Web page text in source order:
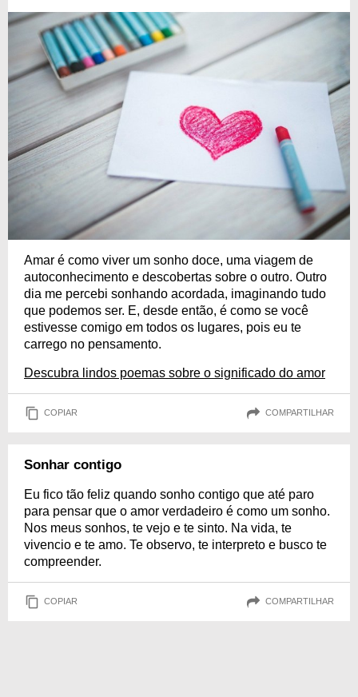
Amar é como viver um sonho doce, uma viagem de
autoconhecimento e descobertas sobre o outro. Outro
dia me percebi sonhando acordada, imaginando tudo
que podemos ser. E, desde então, é como se você
estivesse comigo em todos os lugares, pois eu te
carrego no pensamento.
Descubra lindos poemas sobre o significado do amor
COPIAR COMPARTILHAR
Sonhar contigo
Eu fico tão feliz quando sonho contigo que até paro
para pensar que o amor verdadeiro é como um sonho.
Nos meus sonhos, te vejo e te sinto. Na vida, te
vivencio e te amo. Te observo, te interpreto e busco te
compreender.
COPIAR COMPARTILHAR